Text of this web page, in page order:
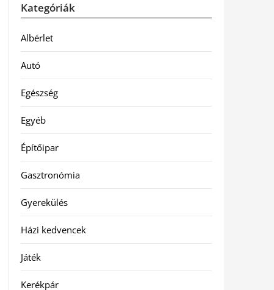
Kategóriák
Albérlet
Autó
Egészség
Egyéb
Építőipar
Gasztronómia
Gyerekülés
Házi kedvencek
Játék
Kerékpár